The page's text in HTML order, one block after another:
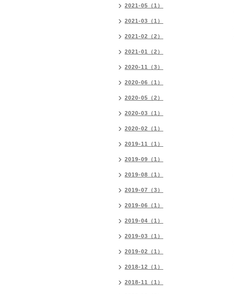
2021-05（1）
2021-03（1）
2021-02（2）
2021-01（2）
2020-11（3）
2020-06（1）
2020-05（2）
2020-03（1）
2020-02（1）
2019-11（1）
2019-09（1）
2019-08（1）
2019-07（3）
2019-06（1）
2019-04（1）
2019-03（1）
2019-02（1）
2018-12（1）
2018-11（1）